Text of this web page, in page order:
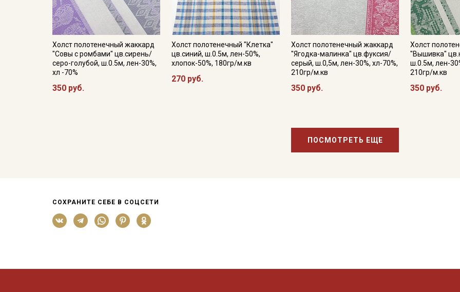
Холст полотенечный жаккард
"Совы с ромбами" цв.сирень/
серо-голубой, ш.0.5м, лен-30%,
хл -70%
350 руб.
Холст полотенечный "Клетка"
цв.синий, ш.0.5м, лен-50%,
хлопок-50%, 180гр/м.кв
270 руб.
Холст полотенечный жаккард
"Ягодка-малинка" цв.фуксия/
серый, ш.0,5м, лен-30%, хл-70%,
210гр/м.кв
350 руб.
Холст
"Вышивка"
ш.0.5м, лен-
210гр/м.кв
350 руб.
ПОСМОТРЕТЬ ЕЩЕ
СОХРАНИТЕ СЕБЕ В СОЦСЕТИ